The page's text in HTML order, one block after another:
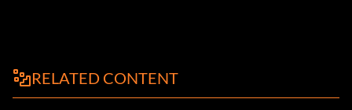
RELATED CONTENT